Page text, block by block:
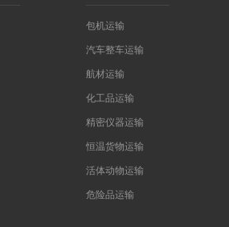
包机运输
汽车整车运输
航材运输
化工品运输
精密仪器运输
恒温货物运输
活体动物运输
危险品运输